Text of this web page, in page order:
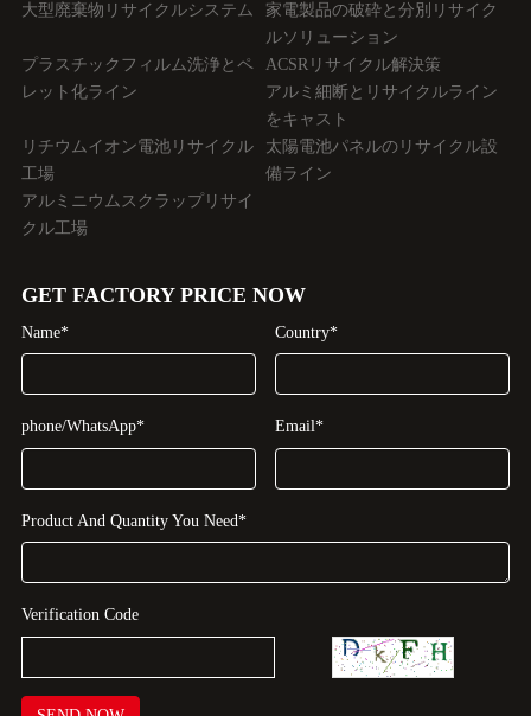
大型廃棄物リサイクルシステム
家電製品の破砕と分別リサイク
ルソリューション
プラスチックフィルム洗浄とペ
レット化ライン
ACSRリサイクル解決策
アルミ細断とリサイクルライン
をキャスト
リチウムイオン電池リサイクル
工場
太陽電池パネルのリサイクル設
備ライン
アルミニウムスクラップリサイ
クル工場
GET FACTORY PRICE NOW
Name* Country*
phone/WhatsApp* Email*
Product And Quantity You Need*
Verification Code